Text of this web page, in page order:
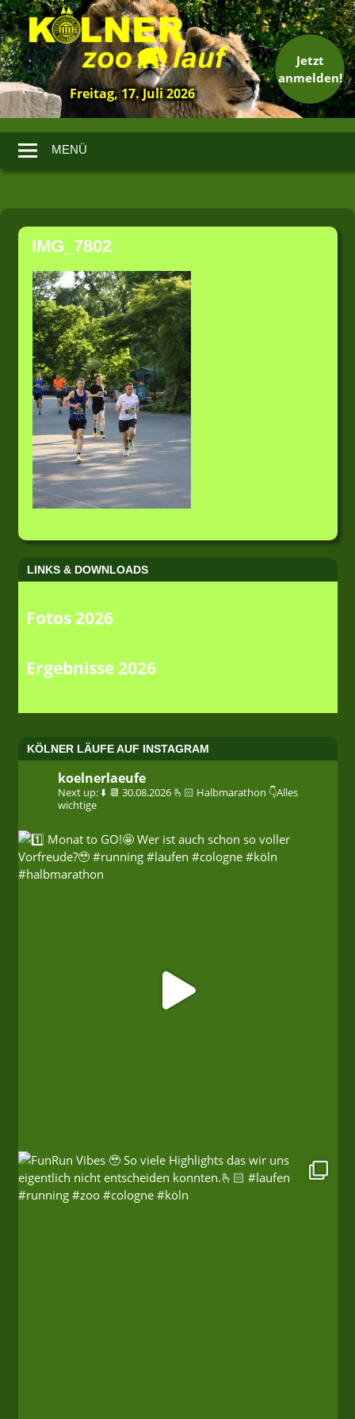
13.
Kölner
Zoolauf
Freitag, 17. Juli 2026
Jetzt
anmelden!
MENÜ
Zum
Inhalt
springenIMG_7802
LINKS & DOWNLOADS
Fotos 2026
Ergebnisse 2026
KÖLNER LÄUFE AUF INSTAGRAM
koelnerlaeufe
Next up: ⬇️ 📆 30.08.2026 🫰🏻 Halbmarathon 👇Alles
wichtige